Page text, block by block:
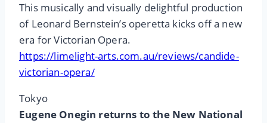
This musically and visually delightful production
of Leonard Bernstein’s operetta kicks off a new
era for Victorian Opera.
https://limelight-arts.com.au/reviews/candide-
victorian-opera/
Tokyo
Eugene Onegin returns to the New National